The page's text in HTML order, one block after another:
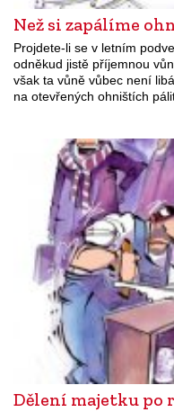
Než si zapálíme
Projdete-li se v letním
odněkud jistě příjemnou
však ta vůně vůbec není
na otevřených ohništích
Dělení majetku po